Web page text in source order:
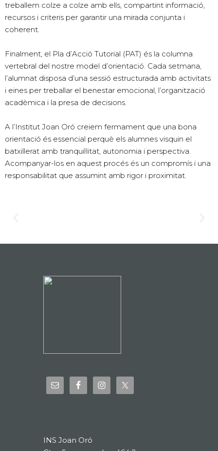
treballem colze a colze amb ells, compartint informació,
recursos i criteris per garantir una mirada conjunta i
coherent.
Finalment, el Pla d’Acció Tutorial (PAT) és la columna
vertebral del nostre model d’orientació. Cada setmana,
l’alumnat disposa d’una sessió estructurada amb activitats
i eines per treballar el benestar emocional, l’organització
acadèmica i la presa de decisions.
A l’Institut Joan Oró creiem fermament que una bona
orientació és essencial perquè els alumnes visquin el
batxillerat amb tranquil·litat, autonomia i perspectiva.
Acompanyar-los en aquest procés és un compromís i una
responsabilitat que assumint amb rigor i proximitat.
INS Joan Oró